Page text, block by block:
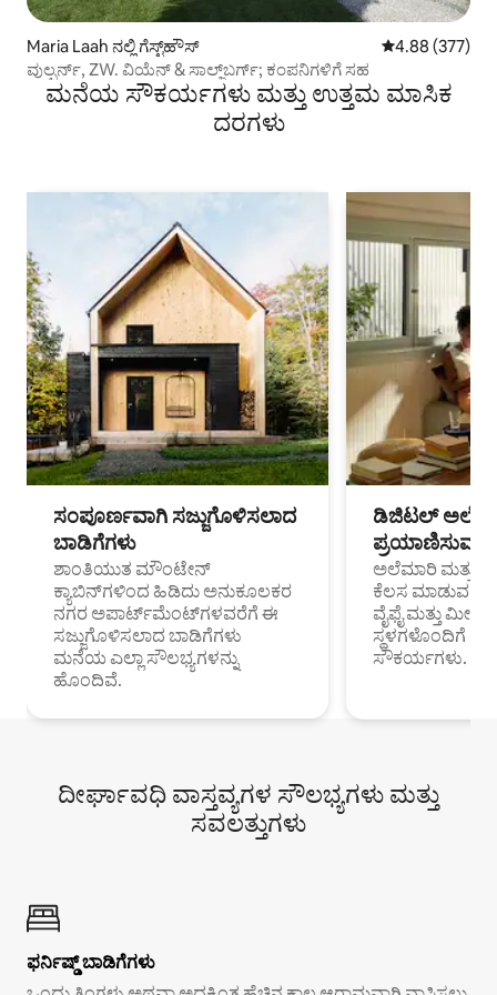
Maria Laah ನಲ್ಲಿ ಗೆಸ್ಟ್‌ಹೌಸ್ 5 ರಲ್ಲಿ 4.88
4.88 (377)
ವುಲ್ಫರ್ನ್, ZW. ವಿಯೆನ್ & ಸಾಲ್ಜ್‌ಬರ್ಗ್; ಕಂಪನಿಗಳಿಗೆ ಸಹ
ಮನೆಯ ಸೌಕರ್ಯಗಳು ಮತ್ತು ಉತ್ತಮ ಮಾಸಿಕ
ದರಗಳು
ಸಂಪೂರ್ಣವಾಗಿ ಸಜ್ಜುಗೊಳಿಸಲಾದ
ಬಾಡಿಗೆಗಳು
ಶಾಂತಿಯುತ ಮೌಂಟೇನ್
ಕ್ಯಾಬಿನ್‌ಗಳಿಂದ ಹಿಡಿದು ಅನುಕೂಲಕರ
ನಗರ ಅಪಾರ್ಟ್‌ಮೆಂಟ್‌ಗಳವರೆಗೆ ಈ
ಸಜ್ಜುಗೊಳಿಸಲಾದ ಬಾಡಿಗೆಗಳು
ಮನೆಯ ಎಲ್ಲಾ ಸೌಲಭ್ಯಗಳನ್ನು
ಹೊಂದಿವೆ.
ಡಿಜಿಟಲ್
ಪ್ರಯಾಣಿಸುವ
ಅಲೆಮಾರಿ ಮತ್ತು
ಕೆಲಸ ಮಾಡುವ
ವೈಫೈ ಮತ್ತು
ಸ್ಥಳಗಳೊಂದಿಗೆ
ಸೌಕರ್ಯಗಳು.
ದೀರ್ಘಾವಧಿ ವಾಸ್ತವ್ಯಗಳ ಸೌಲಭ್ಯಗಳು ಮತ್ತು
ಸವಲತ್ತುಗಳು
ಫರ್ನಿಷ್ಡ್ ಬಾಡಿಗೆಗಳು